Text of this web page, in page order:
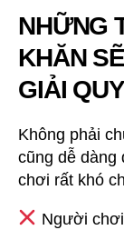
NHỮNG
KHĂN
GIẢI
Không phải
cũng dễ dàng
chơi rất khó
Người